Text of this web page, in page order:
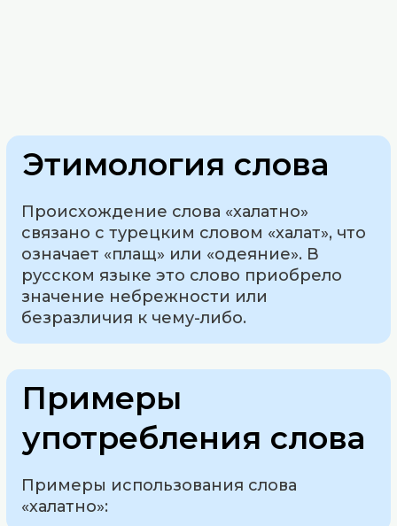
Этимология слова
Происхождение слова «халатно»
связано с турецким словом «халат», что
означает «плащ» или «одеяние». В
русском языке это слово приобрело
значение небрежности или
безразличия к чему-либо.
Примеры
употребления слова
Примеры использования слова
«халатно»: